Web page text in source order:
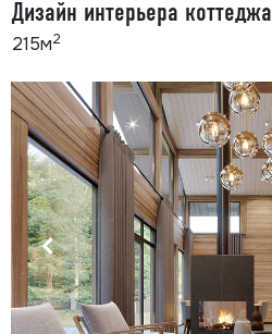
215м2
Дизайн интерьера коттеджа